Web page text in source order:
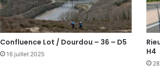
Confluence Lot / Dourdou – 36 – D5
16 juillet 2025
H4